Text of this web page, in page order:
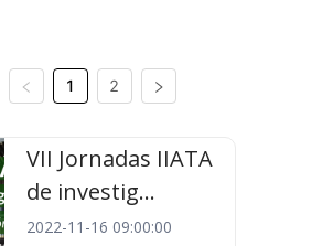
1 2
VII Jornadas IIATA
de investig...
2022-11-16 09:00:00